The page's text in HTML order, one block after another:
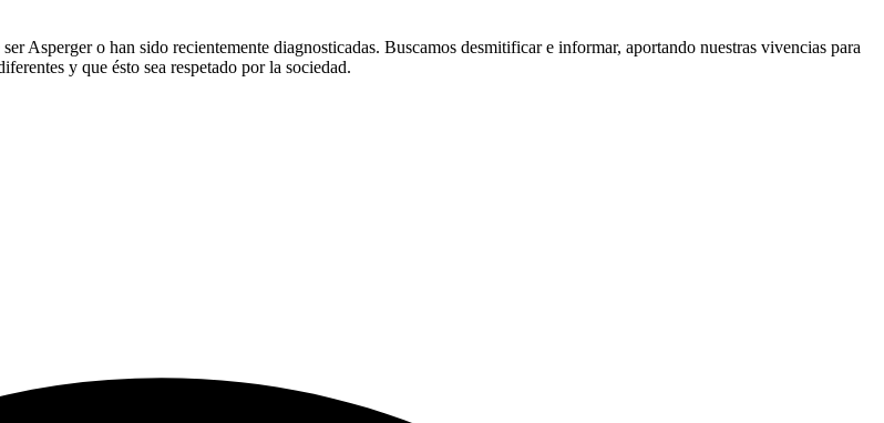
Asperger o han sido recientemente diagnosticadas. Buscamos desmitificar e informar, aportando nuestras vivencias para
y que ésto sea respetado por la sociedad.